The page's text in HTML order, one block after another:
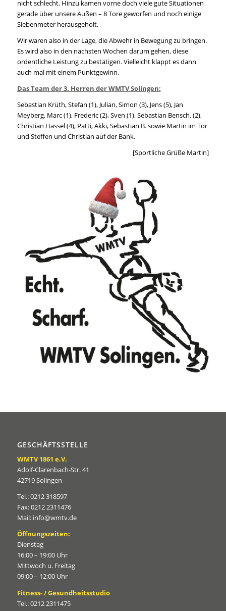
nicht schlecht. Hinzu kamen vorne doch viele gute Situationen
gerade über unsere Außen – 8 Tore geworfen und noch einige
Siebenmeter herausgeholt.
Wir waren also in der Lage, die Abwehr in Bewegung zu bringen.
Es wird also in den nächsten Wochen darum gehen, diese
ordentliche Leistung zu bestätigen. Vielleicht klappt es dann
auch mal mit einem Punktgewinn.
Das Team der 3. Herren der WMTV Solingen:
Sebastian Krüth, Stefan (1), Julian, Simon (3), Jens (5), Jan
Meyberg, Marc (1), Frederic (2), Sven (1), Sebastian Bensch. (2),
Christian Hassel (4), Patti, Akki, Sebastian B. sowie Martin im Tor
und Steffen und Christian auf der Bank.
[Sportliche Grüße Martin]
GESCHÄFTSSTELLE
WMTV 1861 e.V.
Adolf-Clarenbach-Str. 41
42719 Solingen
Tel.: 0212 318597
Fax: 0212 2311476
Mail: info@wmtv.de
Öffnungszeiten:
Dienstag
16:00 – 19:00 Uhr
Mittwoch u. Freitag
09:00 – 12:00 Uhr
Fitness- / Gesundheitsstudio
Tel.: 0212 2311475